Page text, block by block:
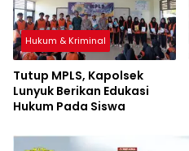
Hukum & Kriminal
Tutup MPLS, Kapolsek
Lunyuk Berikan Edukasi
Hukum Pada Siswa